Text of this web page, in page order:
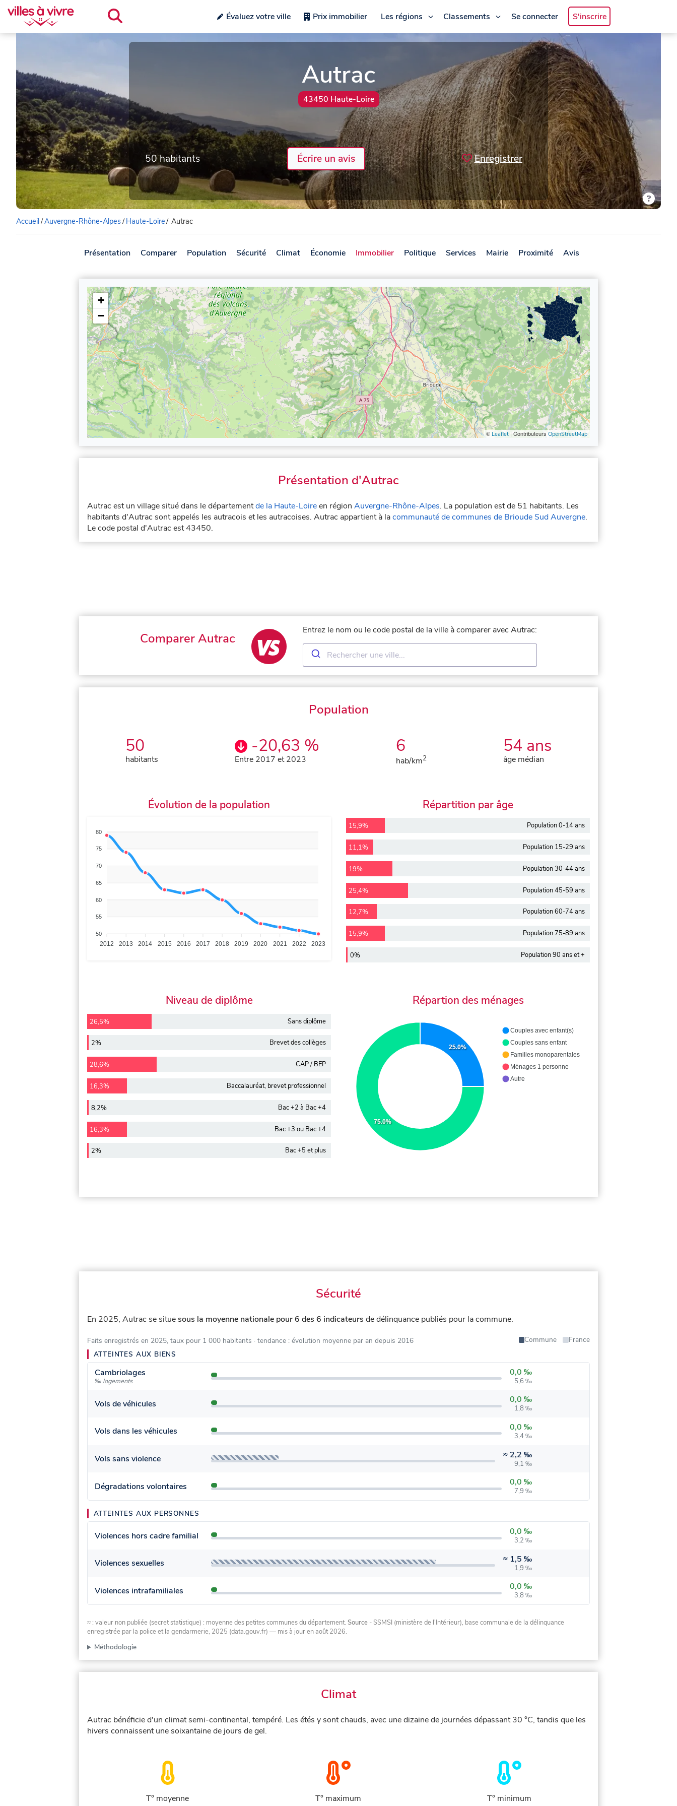
Évaluez votre ville Prix immobilier Les régions Classements Se connecter S'inscrire
Autrac
43450 Haute-Loire
50 habitants Écrire un avis Enregistrer
Accueil/Auvergne-Rhône-Alpes/ Haute-Loire/ Autrac
Présentation Comparer Population Sécurité Climat Économie Immobilier Politique Services Mairie Proximité Avis
+
−
© Leaflet | Contributeurs OpenStreetMap
Présentation d'Autrac
Autrac est un village situé dans le départementde la Haute-Loireen région Auvergne-Rhône-Alpes. La population est de 51 habitants. Les
habitants d'Autrac sont appelés les autracois et les autracoises. Autrac appartient à lacommunauté de communes de Brioude Sud Auvergne.
Le code postal d'Autrac est 43450.
Comparer Autrac
Entrez le nom ou le code postal de la ville à comparer avec Autrac:
Population
50
habitants
-20,63 %
Entre 2017 et 2023
6
hab/km2
54 ans
âge médian
Évolution de la population
80
75
70
65
60
55
50
2012 2013 2014 2015 2016 2017 2018 2019 2020 2021 2022 2023
Répartition par âge
15,9% Population 0-14 ans
11,1% Population 15-29 ans
19% Population 30-44 ans
25,4% Population 45-59 ans
12,7% Population 60-74 ans
15,9% Population 75-89 ans
0% Population 90 ans et +
Niveau de diplôme
26,5% Sans diplôme
2% Brevet des collèges
28,6% CAP / BEP
16,3% Baccalauréat, brevet professionnel
8,2% Bac +2 à Bac +4
16,3% Bac +3 ou Bac +4
2% Bac +5 et plus
Répartion des ménages
25.0%
75.0%
Couples avec enfant(s)
Couples sans enfant
Familles monoparentales
Ménages 1 personne
Autre
Sécurité
En 2025, Autrac se situesous la moyenne nationale pour 6 des 6 indicateurs de délinquance publiés pour la commune.
Faits enregistrés en 2025, taux pour 1 000 habitants · tendance : évolution moyenne par an depuis 2016 Commune
France
ATTEINTES AUX BIENS
Cambriolages
‰ logements
0,0 ‰
5,6 ‰
Vols de véhicules 0,0 ‰
1,8 ‰
Vols dans les véhicules 0,0 ‰
3,4 ‰
Vols sans violence ≈ 2,2 ‰
9,1 ‰
Dégradations volontaires 0,0 ‰
7,9 ‰
ATTEINTES AUX PERSONNES
Violences hors cadre familial 0,0 ‰
3,2 ‰
Violences sexuelles ≈ 1,5 ‰
1,9 ‰
Violences intrafamiliales 0,0 ‰
3,8 ‰
≈ : valeur non publiée (secret statistique) : moyenne des petites communes du département. Source - SSMSI (ministère de l'Intérieur), base communale de la délinquance
enregistrée par la police et la gendarmerie, 2025 (data.gouv.fr) — mis à jour en août 2026.
Méthodologie
Climat
Autrac bénéficie d'un climat semi-continental, tempéré. Les étés y sont chauds, avec une dizaine de journées dépassant 30 °C, tandis que les
hivers connaissent une soixantaine de jours de gel.
T° moyenne
T° maximum
T° minimum